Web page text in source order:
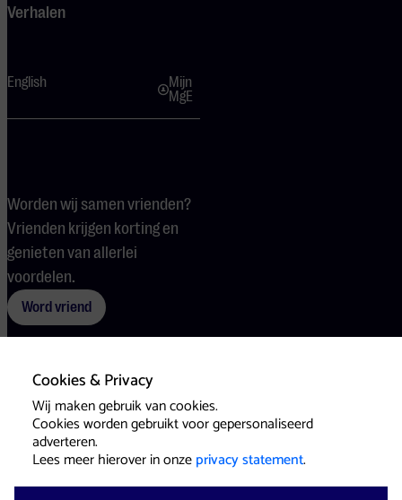
Cookies & Privacy
Wij maken gebruik van cookies.
Cookies worden gebruikt voor gepersonaliseerd
adverteren.
Lees meer hierover in onzeprivacy statement.
Verhalen
English
Mijn
MgE
Worden wij samen vrienden?
Vrienden krijgen korting en
genieten van allerlei
voordelen.
Word vriend
Voorwaarden CookiesPers